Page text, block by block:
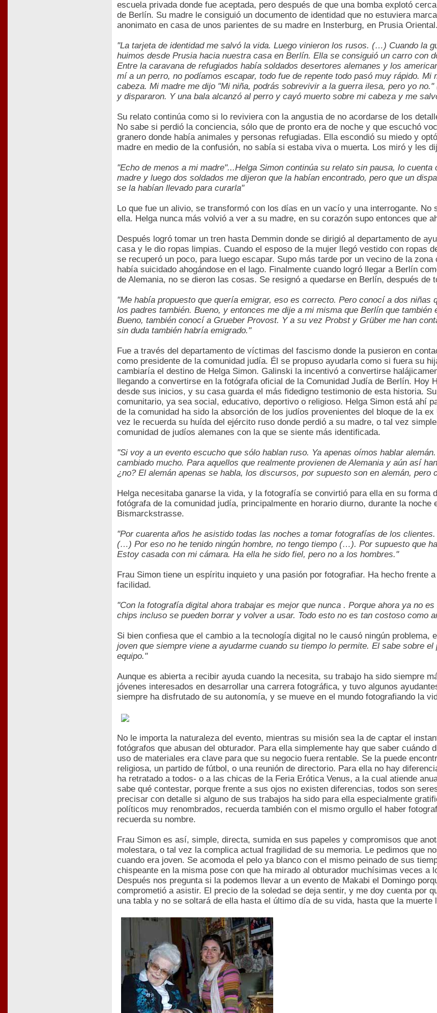
escuela privada donde fue aceptada, pero después de que una bomba explotó
de Berlín. Su madre le consiguió un documento de identidad que no estuviera
anonimato en casa de unos parientes de su madre en Insterburg, en Prusia Oriental.
"La tarjeta de identidad me salvó la vida. Luego vinieron los rusos. (…) Cuando la
huimos desde Prusia hacia nuestra casa en Berlín. Ella se consiguió un carro con
Entre la caravana de refugiados había soldados desertores alemanes y los
mí a un perro, no podíamos escapar, todo fue de repente todo pasó muy rápido.
cabeza. Mi madre me dijo "Mi niña, podrás sobrevivir a la guerra ilesa, pero yo
y dispararon. Y una bala alcanzó al perro y cayó muerto sobre mi cabeza y me
Su relato continúa como si lo reviviera con la angustia de no acordarse de los
No sabe si perdió la conciencia, sólo que de pronto era de noche y que escuchó
granero donde había animales y personas refugiadas. Ella escondió su miedo y
madre en medio de la confusión, no sabía si estaba viva o muerta. Los miró y les
"Echo de menos a mi madre"...Helga Simon continúa su relato sin pausa, lo
madre y luego dos soldados me dijeron que la habían encontrado, pero que un
se la habían llevado para curarla"
Lo que fue un alivio, se transformó con los días en un vacío y una interrogante.
ella. Helga nunca más volvió a ver a su madre, en su corazón supo entonces que
Después logró tomar un tren hasta Demmin donde se dirigió al departamento de
casa y le dio ropas limpias. Cuando el esposo de la mujer llegó vestido con ropas
se recuperó un poco, para luego escapar. Supo más tarde por un vecino de la
había suicidado ahogándose en el lago. Finalmente cuando logró llegar a Berlín
de Alemania, no se dieron las cosas. Se resignó a quedarse en Berlín, después de
"Me había propuesto que quería emigrar, eso es correcto. Pero conocí a dos
los padres también. Bueno, y entonces me dije a mi misma que Berlín que
Bueno, también conocí a Grueber Provost. Y a su vez Probst y Grüber me han
sin duda también habría emigrado."
Fue a través del departamento de víctimas del fascismo donde la pusieron en
como presidente de la comunidad judía. Él se propuso ayudarla como si fuera su
cambiaría el destino de Helga Simon. Galinski la incentivó a convertirse
llegando a convertirse en la fotógrafa oficial de la Comunidad Judía de Berlín. Hoy
desde sus inicios, y su casa guarda el más fidedigno testimonio de esta historia.
comunitario, ya sea social, educativo, deportivo o religioso. Helga Simon está ahí
de la comunidad ha sido la absorción de los judíos provenientes del bloque de la
vez le recuerda su huída del ejército ruso donde perdió a su madre, o tal vez
comunidad de judíos alemanes con la que se siente más identificada.
"Si voy a un evento escucho que sólo hablan ruso. Ya apenas oímos hablar
cambiado mucho. Para aquellos que realmente provienen de Alemania y aún así
¿no? El alemán apenas se habla, los discursos, por supuesto son en alemán,
Helga necesitaba ganarse la vida, y la fotografía se convirtió para ella en su
fotógrafa de la comunidad judía, principalmente en horario diurno, durante la
Bismarckstrasse.
"Por cuarenta años he asistido todas las noches a tomar fotografías de los
(…) Por eso no he tenido ningún hombre, no tengo tiempo (…). Por supuesto que
Estoy casada con mi cámara. Ha ella he sido fiel, pero no a los hombres."
Frau Simon tiene un espíritu inquieto y una pasión por fotografiar. Ha hecho frente
facilidad.
"Con la fotografía digital ahora trabajar es mejor que nunca . Porque ahora ya no
chips incluso se pueden borrar y volver a usar. Todo esto no es tan costoso como
Si bien confiesa que el cambio a la tecnología digital no le causó ningún problema,
joven que siempre viene a ayudarme cuando su tiempo lo permite. El sabe sobre
equipo."
Aunque es abierta a recibir ayuda cuando la necesita, su trabajo ha sido siempre
jóvenes interesados en desarrollar una carrera fotográfica, y tuvo algunos
siempre ha disfrutado de su autonomía, y se mueve en el mundo fotografiando la
No le importa la naturaleza del evento, mientras su misión sea la de captar el
fotógrafos que abusan del obturador. Para ella simplemente hay que saber cuándo
uso de materiales era clave para que su negocio fuera rentable. Se la puede
religiosa, un partido de fútbol, o una reunión de directorio. Para ella no hay
ha retratado a todos- o a las chicas de la Feria Erótica Venus, a la cual atiende
sabe qué contestar, porque frente a sus ojos no existen diferencias, todos son
precisar con detalle si alguno de sus trabajos ha sido para ella especialmente
políticos muy renombrados, recuerda también con el mismo orgullo el haber
recuerda su nombre.
Frau Simon es así, simple, directa, sumida en sus papeles y compromisos que
molestara, o tal vez la complica actual fragilidad de su memoria. Le pedimos que
cuando era joven. Se acomoda el pelo ya blanco con el mismo peinado de sus
chispeante en la misma pose con que ha mirado al obturador muchísimas veces
Después nos pregunta si la podemos llevar a un evento de Makabi el Domingo
comprometió a asistir. El precio de la soledad se deja sentir, y me doy cuenta por
una tabla y no se soltará de ella hasta el último día de su vida, hasta que la muerte